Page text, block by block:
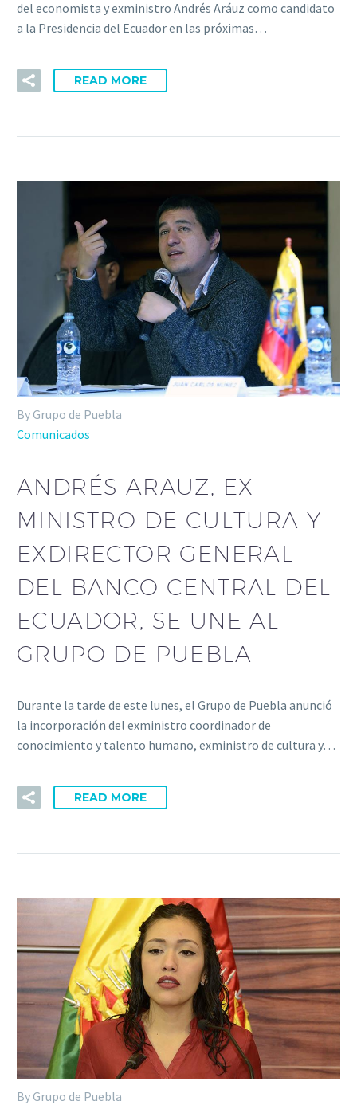
del economista y exministro Andrés Aráuz como candidato
a la Presidencia del Ecuador en las próximas…
READ MORE
By Grupo de Puebla
Comunicados
ANDRÉS ARAUZ, EX
MINISTRO DE CULTURA Y
EXDIRECTOR GENERAL
DEL BANCO CENTRAL DEL
ECUADOR, SE UNE AL
GRUPO DE PUEBLA
Durante la tarde de este lunes, el Grupo de Puebla anunció
la incorporación del exministro coordinador de
conocimiento y talento humano, exministro de cultura y…
READ MORE
By Grupo de Puebla